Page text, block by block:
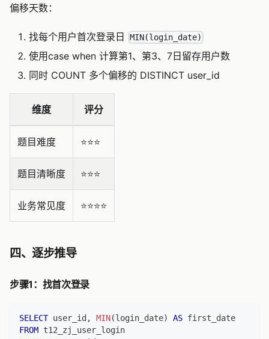
偏移天数：
找每个用户首次登录日 MIN(login_date)
使用case when 计算第1、第3、7日留存用户数
同时 COUNT 多个偏移的 DISTINCT user_id
维度 评分
题目难度 ⭐️⭐️⭐️
题目清晰度 ⭐️⭐️⭐️
业务常见度 ⭐️⭐️⭐️⭐️
四、逐步推导
步骤1：找首次登录
SELECT user_id , MIN(login_date) AS first_date
FROM t12_zj_user_login